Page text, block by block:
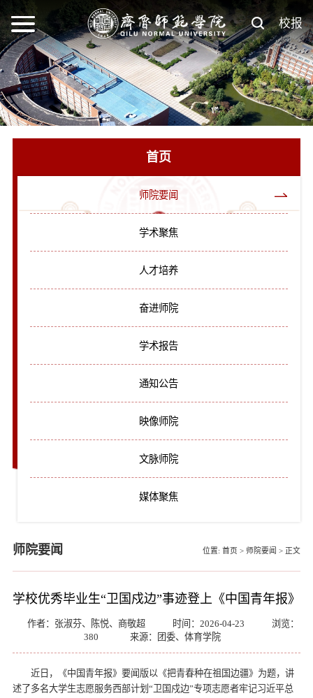
校报
首页
师院要闻
学术聚焦
人才培养
奋进师院
学术报告
通知公告
映像师院
文脉师院
媒体聚焦
师院要闻 位置: 首页 > 师院要闻 > 正文
学校优秀毕业生“卫国戍边”事迹登上《中国青年报》
作者：张淑芬、陈悦、商敬超 时间：2026-04-23
浏览：
380
来源：团委、体育学院
近日，《中国青年报》要闻版以《把青春种在祖国边疆》为题，讲
述了多名大学生志愿服务西部计划“卫国戍边”专项志愿者牢记习近平总